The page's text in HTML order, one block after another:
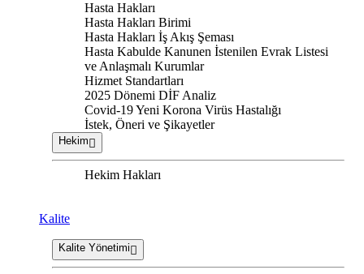
Hasta Hakları
Hasta Hakları Birimi
Hasta Hakları İş Akış Şeması
Hasta Kabulde Kanunen İstenilen Evrak Listesi
ve Anlaşmalı Kurumlar
Hizmet Standartları
2025 Dönemi DİF Analiz
Covid-19 Yeni Korona Virüs Hastalığı
İstek, Öneri ve Şikayetler
Hekim
Hekim Hakları
Kalite
Kalite Yönetimi